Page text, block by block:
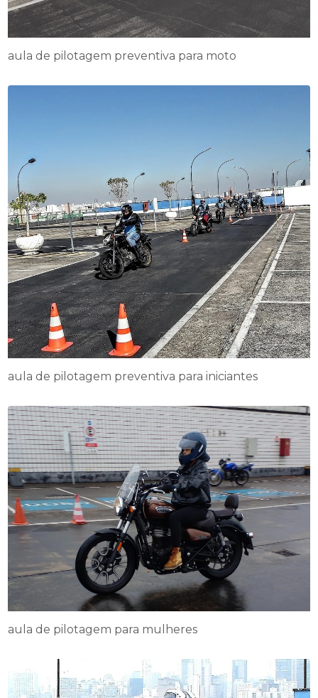
aula de pilotagem preventiva para moto
aula de pilotagem preventiva para iniciantes
aula de pilotagem para mulheres